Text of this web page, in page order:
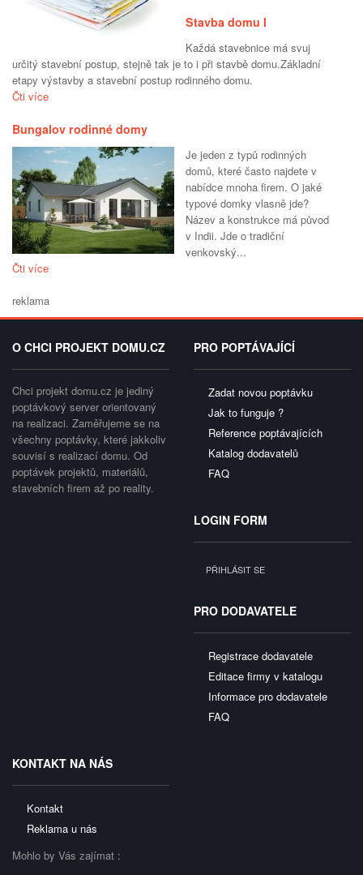
Stavba domu I
Každá stavebnice má svuj
určitý stavební postup, stejně tak je to i při stavbě domu.Základní
etapy výstavby a stavební postup rodinného domu.
Čti více
Bungalov rodinné domy
Je jeden z typů rodinných
domů, které často najdete v
nabídce mnoha firem. O jaké
typové domky vlasně jde?
Název a konstrukce má původ
v Indii. Jde o tradiční
venkovský...
Čti více
reklama
O CHCI PROJEKT DOMU.CZ
Chci projekt domu.cz je jediný
poptávkový server orientovaný
na realizaci. Zaměřujeme se na
všechny poptávky, které jakkoliv
souvisí s realizací domu. Od
poptávek projektů, materiálů,
stavebních firem až po reality.
PRO POPTÁVAJÍCÍ
Zadat novou poptávku
Jak to funguje ?
Reference poptávajících
Katalog dodavatelů
FAQ
LOGIN FORM
PŘIHLÁSIT SE
PRO DODAVATELE
Registrace dodavatele
Editace firmy v katalogu
Informace pro dodavatele
FAQ
KONTAKT NA NÁS
Kontakt
Reklama u nás
Mohlo by Vás zajímat :